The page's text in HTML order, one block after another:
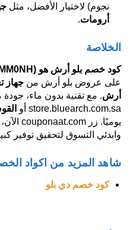
نجوم) لاختيار الأفضل، مثل
أرومات.
الخلاصة
كود خصم بلو أرش هو (F-DNTMM0NH)
على عروض بلو أرش من جهاز
أرش. مع تقنية بدون ماء،
store.bluearch.com.sa أو
وابدئي التسوق لتحقيق توفير كبير
شاهد المزيد من اكواد
كود خصم دي بلو